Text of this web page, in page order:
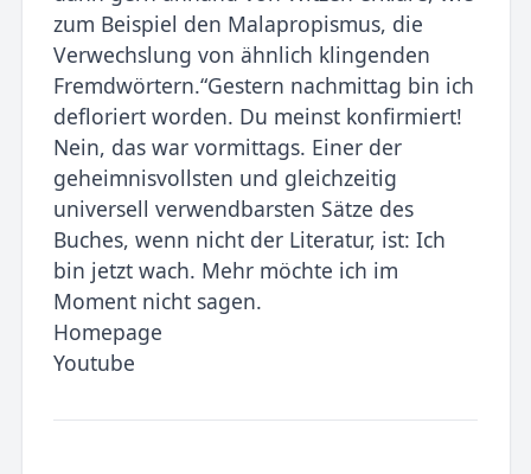
zum Beispiel den Malapropismus, die
Verwechslung von ähnlich klingenden
Fremdwörtern.“Gestern nachmittag bin ich
defloriert worden. Du meinst konfirmiert!
Nein, das war vormittags. Einer der
geheimnisvollsten und gleichzeitig
universell verwendbarsten Sätze des
Buches, wenn nicht der Literatur, ist: Ich
bin jetzt wach. Mehr möchte ich im
Moment nicht sagen.
Homepage
Youtube